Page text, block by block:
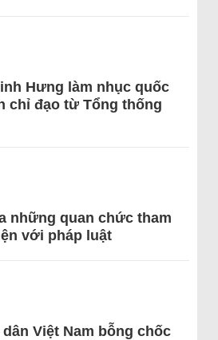
Hưng làm nhục quốc
chỉ đạo từ Tổng thống
những quan chức tham
với pháp luật
Việt Nam bỗng chốc